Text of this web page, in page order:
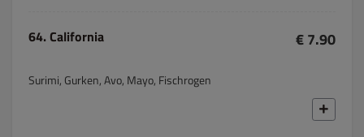
64. California € 7.90
Surimi, Gurken, Avo, Mayo, Fischrogen